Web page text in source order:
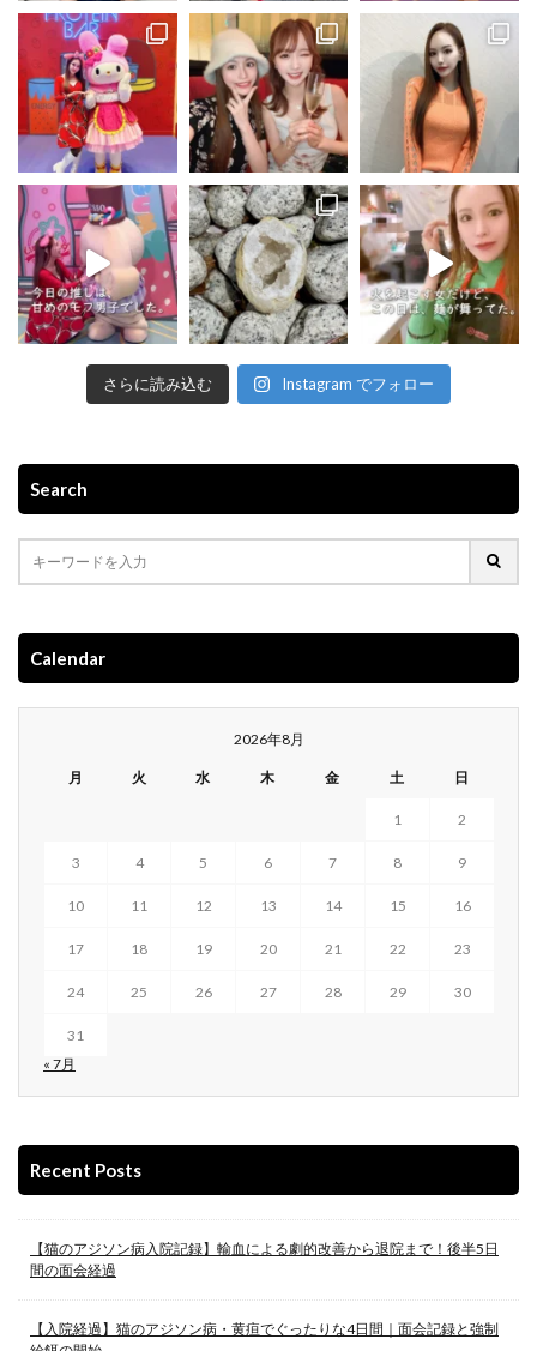
さらに読み込む Instagram でフォロー
Search
Calendar
2026年8月
月 火 水 木 金 土 日
1 2
3 4 5 6 7 8 9
10 11 12 13 14 15 16
17 18 19 20 21 22 23
24 25 26 27 28 29 30
31
« 7月
Recent Posts
【猫のアジソン病入院記録】輸血による劇的改善から退院まで！後半5日
間の面会経過
【入院経過】猫のアジソン病・黄疸でぐったりな4日間｜面会記録と強制